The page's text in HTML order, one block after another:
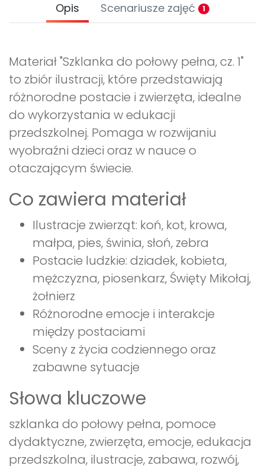
Opis Scenariusze zajęć 1
Materiał "Szklanka do połowy pełna, cz. 1"
to zbiór ilustracji, które przedstawiają
różnorodne postacie i zwierzęta, idealne
do wykorzystania w edukacji
przedszkolnej. Pomaga w rozwijaniu
wyobraźni dzieci oraz w nauce o
otaczającym świecie.
Co zawiera materiał
Ilustracje zwierząt: koń, kot, krowa,
małpa, pies, świnia, słoń, zebra
Postacie ludzkie: dziadek, kobieta,
mężczyzna, piosenkarz, Święty Mikołaj,
żołnierz
Różnorodne emocje i interakcje
między postaciami
Sceny z życia codziennego oraz
zabawne sytuacje
Słowa kluczowe
szklanka do połowy pełna, pomoce
dydaktyczne, zwierzęta, emocje, edukacja
przedszkolna, ilustracje, zabawa, rozwój,